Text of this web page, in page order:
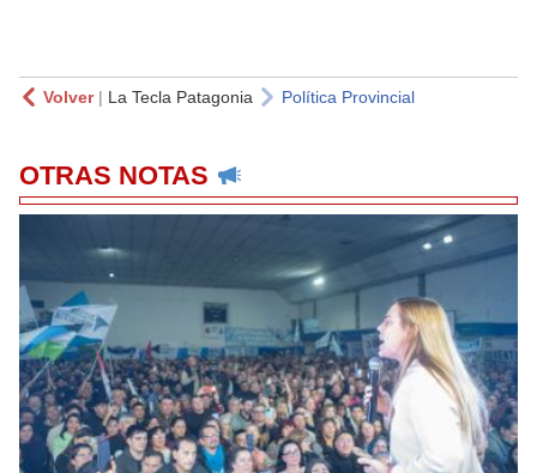
Volver| La Tecla Patagonia Política Provincial
OTRAS NOTAS